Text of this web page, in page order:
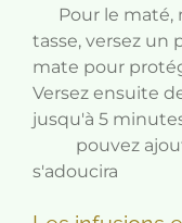
Pour le maté,
tasse, versez un
mate pour
Versez ensuite
jusqu'à 5
pouvez
s'adoucira